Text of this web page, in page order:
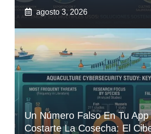
agosto 3, 2026
Un Número Falso En Tu
Costarte La Cosecha: El